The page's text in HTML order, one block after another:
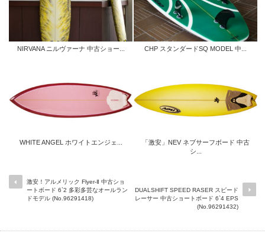
NIRVANA ニルヴァーナ 中古ショー... CHP スタンダードSQ MODEL 中...
WHITE ANGEL ホワイトエンジェ...
「激安」NEV ネブサーフボード 中古
シ...
激安！アルメリック Flyer-Ⅱ 中古ショ
ートボード 6`2 多彩多芸なオールラン
ドモデル (No.96291418)
DUALSHIFT SPEED RASER スピード
レーサー 中古ショートボード 6`4 EPS
(No.96291432)